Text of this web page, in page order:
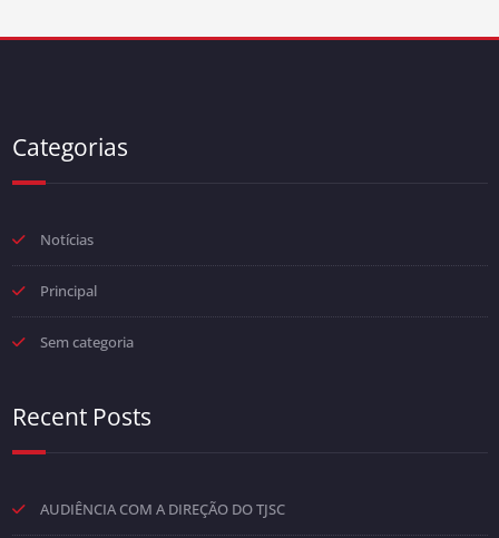
Categorias
Notícias
Principal
Sem categoria
Recent Posts
AUDIÊNCIA COM A DIREÇÃO DO TJSC